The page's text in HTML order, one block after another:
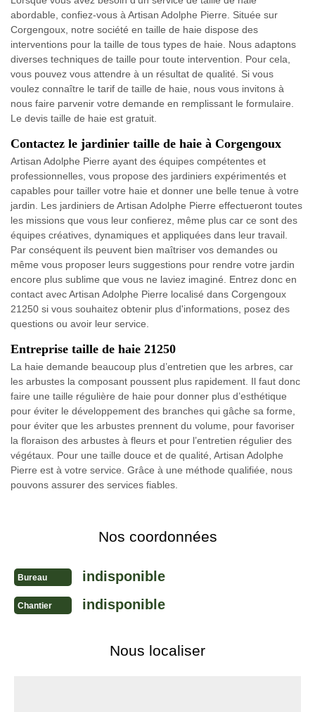
abordable, confiez-vous à Artisan Adolphe Pierre. Située sur
Corgengoux, notre société en taille de haie dispose des
interventions pour la taille de tous types de haie. Nous adaptons
diverses techniques de taille pour toute intervention. Pour cela,
vous pouvez vous attendre à un résultat de qualité. Si vous
voulez connaître le tarif de taille de haie, nous vous invitons à
nous faire parvenir votre demande en remplissant le formulaire.
Le devis taille de haie est gratuit.
Contactez le jardinier taille de haie à Corgengoux
Artisan Adolphe Pierre ayant des équipes compétentes et
professionnelles, vous propose des jardiniers expérimentés et
capables pour tailler votre haie et donner une belle tenue à votre
jardin. Les jardiniers de Artisan Adolphe Pierre effectueront toutes
les missions que vous leur confierez, même plus car ce sont des
équipes créatives, dynamiques et appliquées dans leur travail.
Par conséquent ils peuvent bien maîtriser vos demandes ou
même vous proposer leurs suggestions pour rendre votre jardin
encore plus sublime que vous ne laviez imaginé. Entrez donc en
contact avec Artisan Adolphe Pierre localisé dans Corgengoux
21250 si vous souhaitez obtenir plus d'informations, posez des
questions ou avoir leur service.
Entreprise taille de haie 21250
La haie demande beaucoup plus d’entretien que les arbres, car
les arbustes la composant poussent plus rapidement. Il faut donc
faire une taille régulière de haie pour donner plus d’esthétique
pour éviter le développement des branches qui gâche sa forme,
pour éviter que les arbustes prennent du volume, pour favoriser
la floraison des arbustes à fleurs et pour l’entretien régulier des
végétaux. Pour une taille douce et de qualité, Artisan Adolphe
Pierre est à votre service. Grâce à une méthode qualifiée, nous
pouvons assurer des services fiables.
Nos coordonnées
Bureau indisponible
Chantier indisponible
Nous localiser